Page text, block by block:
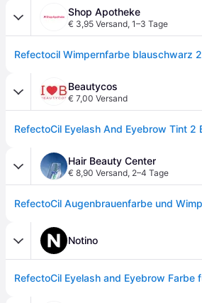
Shop Apotheke
€ 3,95 Versand, 1–3 Tage
Beautycos
€ 7,00 Versand
Hair Beauty Center
€ 8,90 Versand, 2–4 Tage
Notino